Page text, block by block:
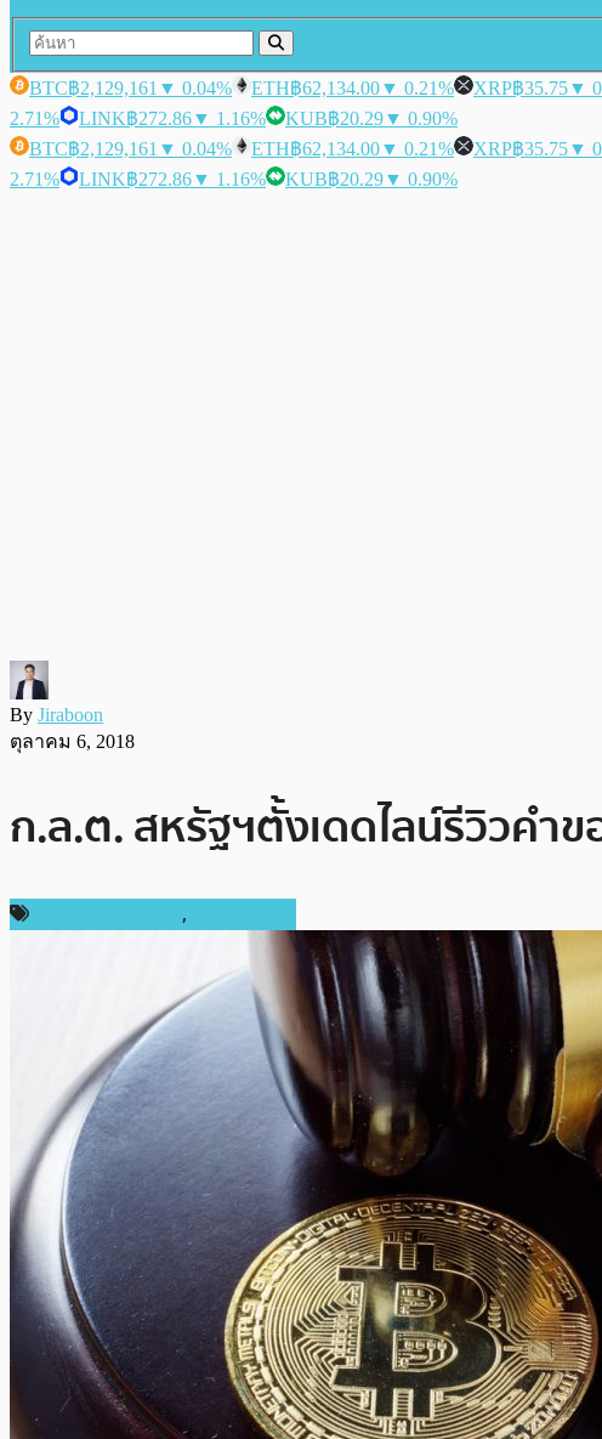
BTC฿2,129,161 ▼ 0.04% ETH฿62,134.00▼ 0.21% XRP฿35.75▼
2.71%
LINK฿272.86▼ 1.16% KUB฿20.29▼ 0.90%
BTC฿2,129,161 ▼ 0.04% ETH฿62,134.00▼ 0.21% XRP฿35.75▼
2.71%
LINK฿272.86▼ 1.16% KUB฿20.29▼ 0.90%
By Jiraboon
ตุลาคม 6, 2018
ก.ล.ต. สหรัฐฯตั้งเดดไลน์รีวิวคำ
,